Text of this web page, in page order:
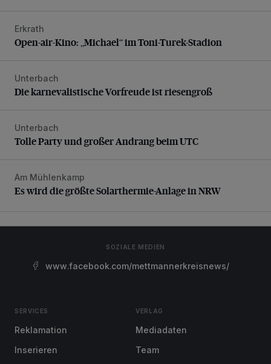
Open-air-Kino: „Michael“ im Toni-Turek-Stadion
Erkrath
Open-air-Kino: „Michael“ im Toni-Turek-Stadion
Die karnevalistische Vorfreude ist riesengroß
Unterbach
Die karnevalistische Vorfreude ist riesengroß
Tolle Party und großer Andrang beim UTC
Unterbach
Tolle Party und großer Andrang beim UTC
Es wird die größte Solarthermie-Anlage in NRW
Am Mühlenkamp
Es wird die größte Solarthermie-Anlage in NRW
SOZIALE MEDIEN
www.facebook.com/mettmannerkreisnews/
SERVICES
Reklamation
Inserieren
VERLAG
Mediadaten
Team